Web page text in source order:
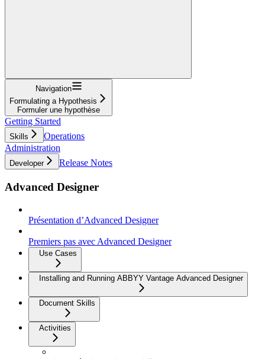
Navigation
Formulating a Hypothesis
Formuler une hypothèse
Getting Started
Skills
Operations
Administration
Developer Release Notes
Advanced Designer
Présentation d’Advanced Designer
Premiers pas avec Advanced Designer
Use Cases
Installing and Running ABBYY Vantage Advanced Designer
Document Skills
Activities